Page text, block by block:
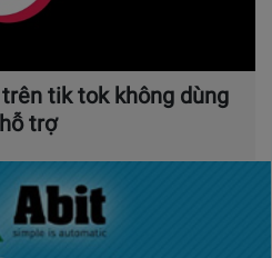
tik tok không dùng
trợ